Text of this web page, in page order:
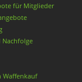
für Mitglieder
Nachfolge
Waffenkauf